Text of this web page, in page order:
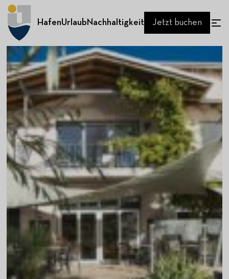
HafenUrlaubNachhaltigkeit Jetzt buchen